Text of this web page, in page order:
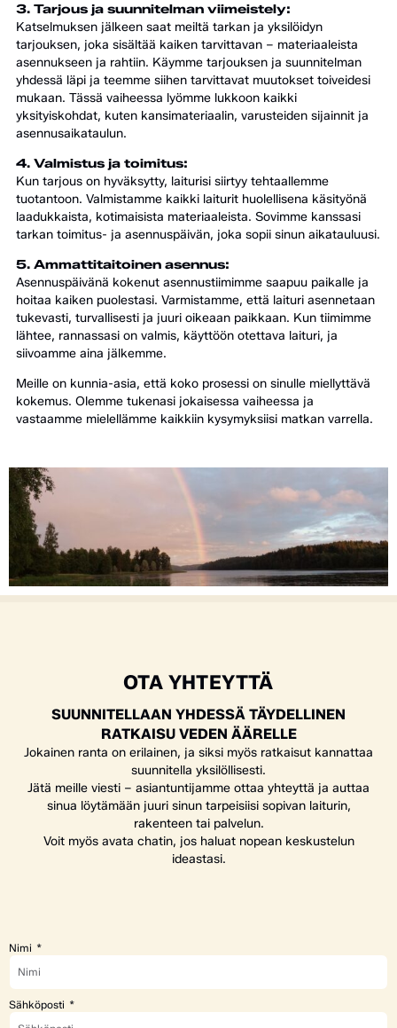
3. Tarjous ja suunnitelman viimeistely:
Katselmuksen jälkeen saat meiltä tarkan ja yksilöidyn
tarjouksen, joka sisältää kaiken tarvittavan – materiaaleista
asennukseen ja rahtiin. Käymme tarjouksen ja suunnitelman
yhdessä läpi ja teemme siihen tarvittavat muutokset toiveidesi
mukaan. Tässä vaiheessa lyömme lukkoon kaikki
yksityiskohdat, kuten kansimateriaalin, varusteiden sijainnit ja
asennusaikataulun.
4. Valmistus ja toimitus:
Kun tarjous on hyväksytty, laiturisi siirtyy tehtaallemme
tuotantoon. Valmistamme kaikki laiturit huolellisena käsityönä
laadukkaista, kotimaisista materiaaleista. Sovimme kanssasi
tarkan toimitus- ja asennuspäivän, joka sopii sinun aikatauluusi.
5. Ammattitaitoinen asennus:
Asennuspäivänä kokenut asennustiimimme saapuu paikalle ja
hoitaa kaiken puolestasi. Varmistamme, että laituri asennetaan
tukevasti, turvallisesti ja juuri oikeaan paikkaan. Kun tiimimme
lähtee, rannassasi on valmis, käyttöön otettava laituri, ja
siivoamme aina jälkemme.
Meille on kunnia-asia, että koko prosessi on sinulle miellyttävä
kokemus. Olemme tukenasi jokaisessa vaiheessa ja
vastaamme mielellämme kaikkiin kysymyksiisi matkan varrella.
OTA YHTEYTTÄ
SUUNNITELLAAN YHDESSÄ TÄYDELLINEN
RATKAISU VEDEN ÄÄRELLE
Jokainen ranta on erilainen, ja siksi myös ratkaisut kannattaa
suunnitella yksilöllisesti.
Jätä meille viesti – asiantuntijamme ottaa yhteyttä ja auttaa
sinua löytämään juuri sinun tarpeisiisi sopivan laiturin,
rakenteen tai palvelun.
Voit myös avata chatin, jos haluat nopean keskustelun
ideastasi.
Nimi
Sähköposti